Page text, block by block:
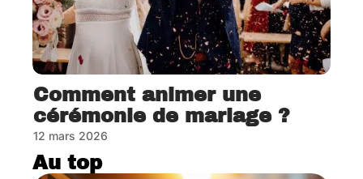
Comment animer une
cérémonie de mariage ?
12 mars 2026
Au top